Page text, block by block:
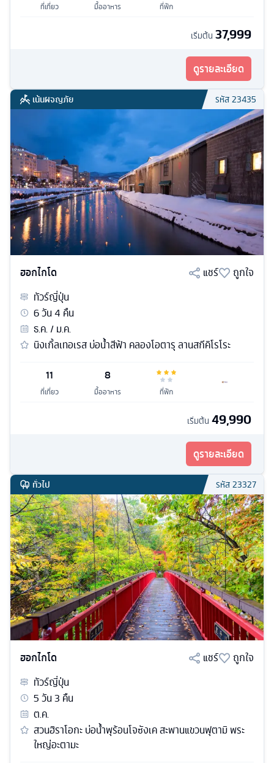
ที่เที่ยว มื้ออาหาร ที่พัก
เริ่มต้น 37,999
ดูรายละเอียด
เน้นผจญภัย รหัส23435
ฮอกไกโด แชร์
ถูกใจ
ทัวร์ญี่ปุ่น
6วัน4 คืน
ธ.ค. / ม.ค.
นิงเกิ้ลเทอเรส บ่อน้ำสีฟ้า คลองโอตารุ ลานสกีคิโรโระ
11
ที่เที่ยว
8
มื้ออาหาร ที่พัก
เริ่มต้น 49,990
ดูรายละเอียด
ทั่วไป รหัส23327
ฮอกไกโด แชร์
ถูกใจ
ทัวร์ญี่ปุ่น
5วัน3 คืน
ต.ค.
สวนฮิราโอกะ บ่อน้ำพุร้อนโจซังเค สะพานแขวนฟุตามิ พระ
ใหญ่อะตามะ